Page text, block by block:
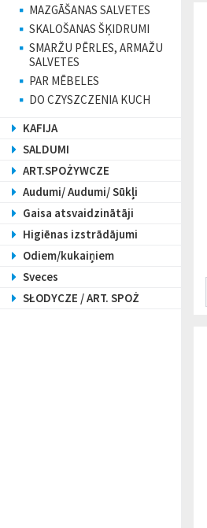
MAZGĀŠANAS SALVETES
SKALOŠANAS ŠĶIDRUMI
SMARŽU PĒRLES, ARMAŽU
SALVETES
PAR MĒBELES
DO CZYSZCZENIA KUCH
KAFIJA
SALDUMI
ART.SPOŻYWCZE
Audumi/ Audumi/ Sūkļi
Gaisa atsvaidzinātāji
Higiēnas izstrādājumi
Odiem/kukaiņiem
Sveces
SŁODYCZE / ART. SPOŻ